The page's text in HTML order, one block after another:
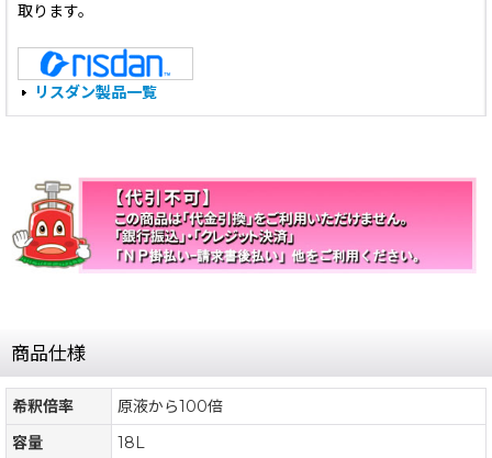
取ります。
リスダン製品一覧
商品仕様
希釈倍率
原液から100倍
容量
18L